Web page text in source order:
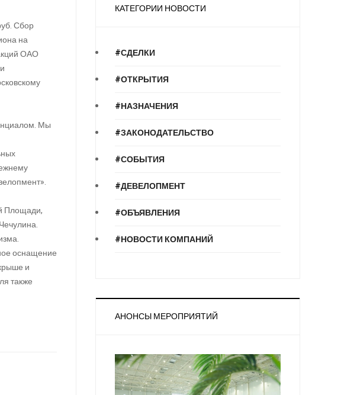
Сбор
на
ОАО
Мы
Площади,
оснащение
и
также
КАТЕГОРИИ НОВОСТИ
#СДЕЛКИ
#ОТКРЫТИЯ
#НАЗНАЧЕНИЯ
#ЗАКОНОДАТЕЛЬСТВО
#СОБЫТИЯ
#ДЕВЕЛОПМЕНТ
#ОБЪЯВЛЕНИЯ
#НОВОСТИ КОМПАНИЙ
АНОНСЫ МЕРОПРИЯТИЙ